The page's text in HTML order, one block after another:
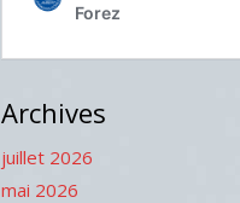
Archives
juillet 2026
mai 2026